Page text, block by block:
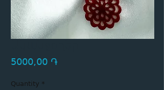
5000,00 ֏Price
Quantity *